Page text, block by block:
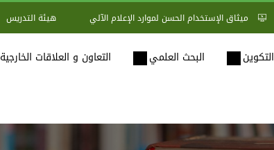
ميثاق الإستخدام الحسن لموارد الإعلام الآلي هيئة التدريس
التكوين البحث العلمي التعاون و العلاقات الخارجية